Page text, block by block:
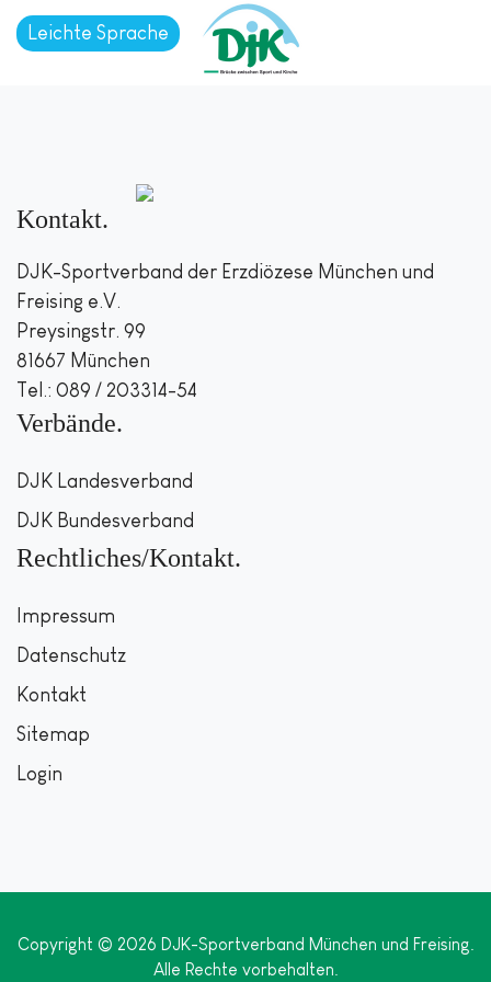
Leichte Sprache
Kontakt
DJK-Sportverband der Erzdiözese München und
Freising e.V.
Preysingstr. 99
81667 München
Tel.: 089 / 203314-54
Verbände
DJK Landesverband
DJK Bundesverband
Rechtliches/Kontakt
Impressum
Datenschutz
Kontakt
Sitemap
Login
Copyright © 2026 DJK-Sportverband München und Freising.
Alle Rechte vorbehalten.